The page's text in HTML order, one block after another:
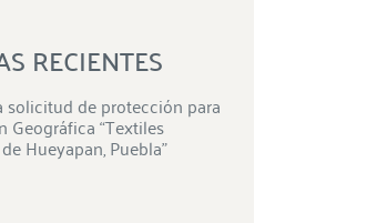
RECIENTES
solicitud de protección para
Geográfica “Textiles
Hueyapan, Puebla”